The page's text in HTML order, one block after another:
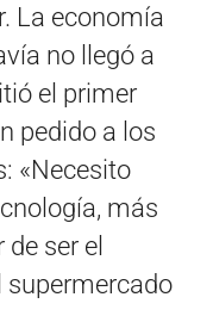
La economía
no llegó a
el primer
pedido a los
«Necesito
más
ser el
supermercado